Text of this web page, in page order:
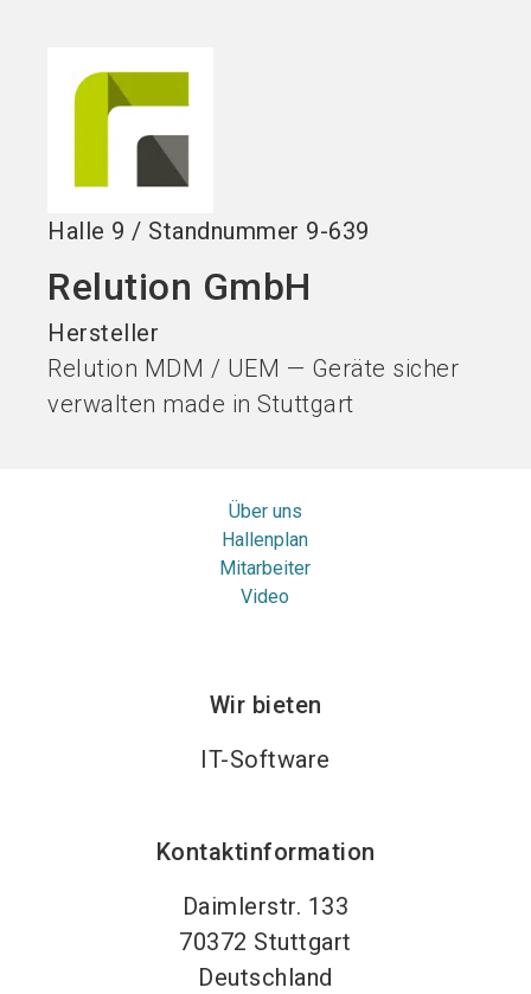
Halle 9 / Standnummer 9-639
Relution GmbH
Hersteller
Relution MDM / UEM — Geräte sicher
verwalten made in Stuttgart
Über uns
Hallenplan
Mitarbeiter
Video
Wir bieten
IT-Software
Kontaktinformation
Daimlerstr. 133
70372 Stuttgart
Deutschland